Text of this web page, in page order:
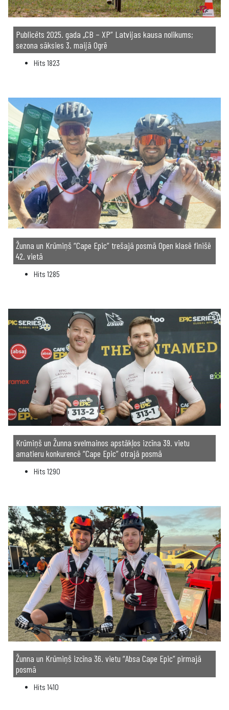
Publicēts 2025. gada „CB – XP” Latvijas kausa nolikums;
sezona sāksies 3. maijā Ogrē
Hits 1823
Žunna un Krūmiņš “Cape Epic” trešajā posmā Open klasē finišē
42. vietā
Hits 1285
Krūmiņš un Žunna svelmainos apstākļos izcīna 39. vietu
amatieru konkurencē “Cape Epic” otrajā posmā
Hits 1290
Žunna un Krūmiņš izcīna 36. vietu “Absa Cape Epic” pirmajā
posmā
Hits 1410